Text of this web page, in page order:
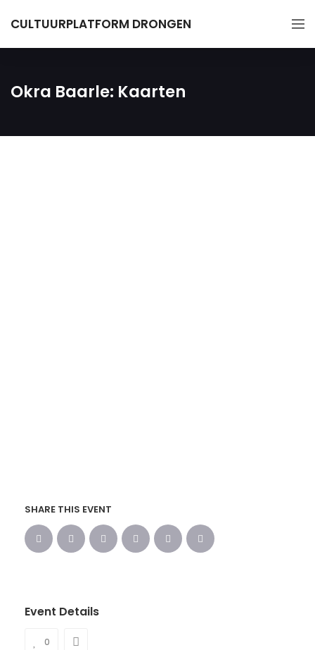
CULTUURPLATFORM DRONGEN
Okra Baarle: Kaarten
SHARE THIS EVENT
Event Details
0